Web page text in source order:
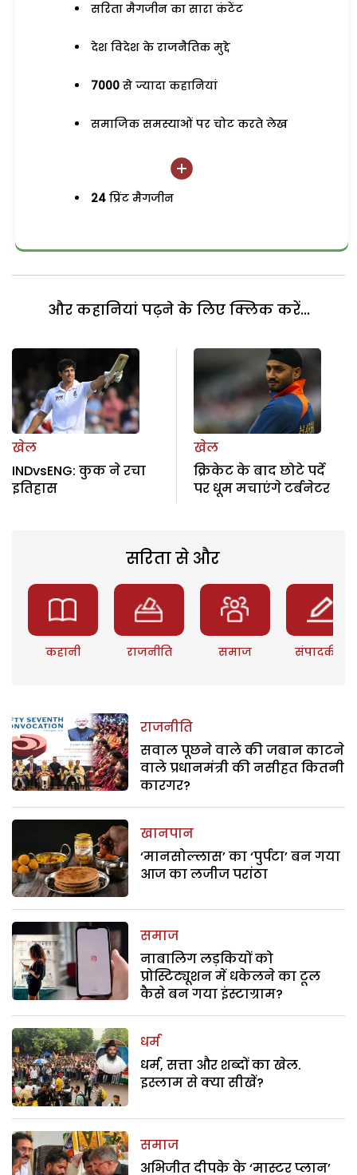
सरिता मैगजीन का सारा कंटेंट
देश विदेश के राजनैतिक मुद्दे
7000 से ज्यादा कहानियां
समाजिक समस्याओं पर चोट करते लेख
24 प्रिंट मैगजीन
और कहानियां पढ़ने के लिए क्लिक करें...
खेल
INDvsENG: कुक ने रचा
इतिहास
खेल
क्रिकेट के बाद छोटे पर्दे
पर धूम मचाएंगे टर्बनेटर
सरिता से और
कहानी राजनीति समाज संपादकीय
राजनीति
सवाल पूछने वाले की जबान काटने
वाले प्रधानमंत्री की नसीहत कितनी
कारगर?
खानपान
‘मानसोल्लास’ का ‘पुर्पटा’ बन गया
आज का लजीज परांठा
समाज
नाबालिग लड़कियों को
प्रोस्टिट्यूशन में धकेलने का टूल
कैसे बन गया इंस्टाग्राम?
धर्म
धर्म, सत्ता और शब्दों का खेल.
इस्लाम से क्या सीखें?
समाज
अभिजीत दीपके के ‘मास्टर प्लान’